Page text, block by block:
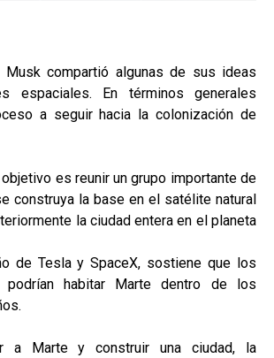
Musk compartió algunas de sus ideas
espaciales. En términos generales
a seguir hacia la colonización de
es reunir un grupo importante de
construya la base en el satélite natural
la ciudad entera en el planeta
de Tesla y SpaceX, sostiene que los
podrían habitar Marte dentro de los
a Marte y construir una ciudad, la